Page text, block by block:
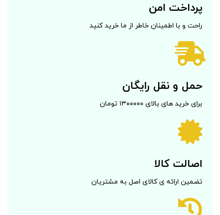
پرداخت امن
راحت و با اطمینان خاطر از ما خرید کنید
حمل و نقل رایگان
برای خرید های بالای ۱۳۰۰۰۰۰ تومان
اصالت کالا
تضمین ارائه ی کالای اصل به مشتریان